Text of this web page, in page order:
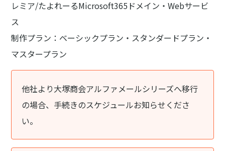
レミア/たよれーるMicrosoft365ドメイン・Webサービ
ス
制作プラン：ベーシックプラン・スタンダードプラン・
マスタープラン
他社より大塚商会アルファメールシリーズへ移行
の場合、手続きのスケジュールお知らせくださ
い。